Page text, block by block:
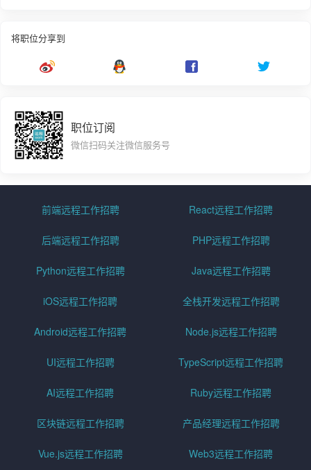
将职位分享到
职位订阅
微信扫码关注微信服务号
前端远程工作招聘 React远程工作招聘
后端远程工作招聘 PHP远程工作招聘
Python远程工作招聘 Java远程工作招聘
iOS远程工作招聘 全栈开发远程工作招聘
Android远程工作招聘 Node.js远程工作招聘
UI远程工作招聘 TypeScript远程工作招聘
AI远程工作招聘 Ruby远程工作招聘
区块链远程工作招聘 产品经理远程工作招聘
Vue.js远程工作招聘 Web3远程工作招聘